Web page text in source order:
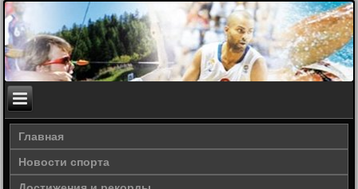
Главная
Новости спорта